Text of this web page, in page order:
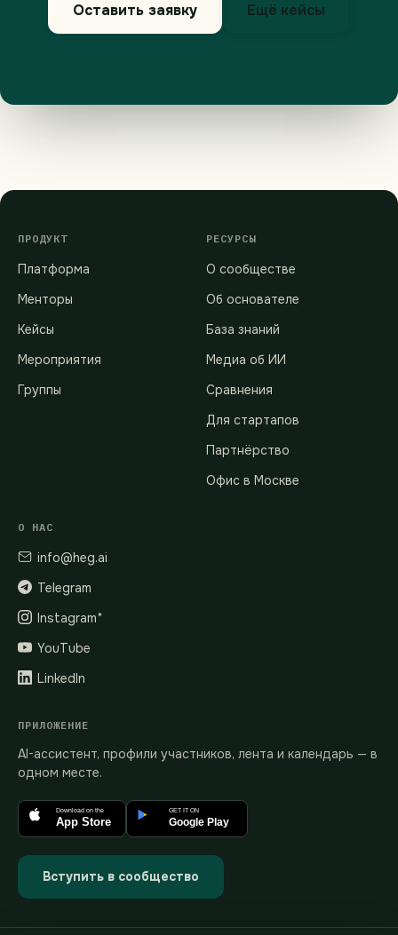
Оставить заявку Ещё кейсы
ПРОДУКТ
Платформа
Менторы
Кейсы
Мероприятия
Группы
РЕСУРСЫ
О сообществе
Об основателе
База знаний
Медиа об ИИ
Сравнения
Для стартапов
Партнёрство
Офис в Москве
О НАС
info@heg.ai
Telegram
Instagram*
YouTube
LinkedIn
ПРИЛОЖЕНИЕ
AI-ассистент, профили участников, лента и календарь — в
одном месте.
Download on the
App Store
GET IT ON
Google Play
Вступить в сообщество